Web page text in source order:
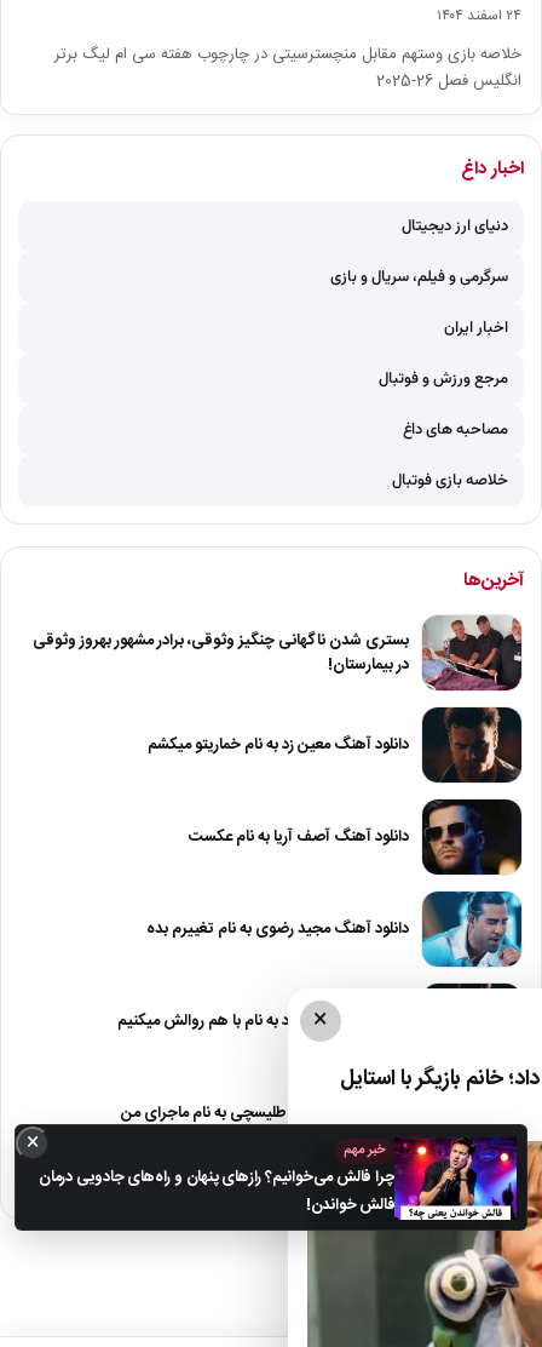
۲۴ اسفند ۱۴۰۴
خلاصه بازی وستهم مقابل منچسترسیتی در چارچوب هفته سی ام لیگ برتر
انگلیس فصل 26-2025
اخبار داغ
دنیای ارز دیجیتال
سرگرمی و فیلم، سریال و بازی
اخبار ایران
مرجع ورزش و فوتبال
مصاحبه های داغ
خلاصه بازی فوتبال
آخرین‌ها
بستری شدن ناگهانی چنگیز وثوقی، برادر مشهور بهروز وثوقی
در بیمارستان!
دانلود آهنگ معین زد به نام خماریتو میکشم
دانلود آهنگ آصف آریا به نام عکست
دانلود آهنگ مجید رضوی به نام تغییرم بده
دانلود آهنگ معین زد به نام با هم روالش میکنیم
دانلود آهنگ علیرضا طلیسچی به نام ماجرای من
×
خانم بازیگر با استایل
×
خبر مهم
چرا فالش می‌خوانیم؟ رازهای پنهان و راه‌های جادویی درمان
فالش خواندن!